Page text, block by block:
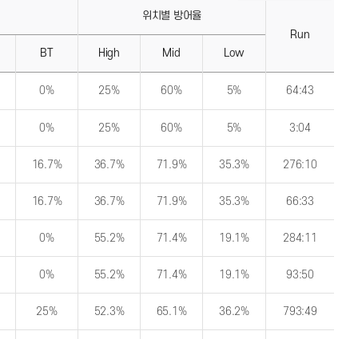
위치별 방어율
Run
BT
High Mid Low
0% 25% 60% 5% 64:43
0% 25% 60% 5% 3:04
16.7% 36.7% 71.9% 35.3% 276:10
16.7% 36.7% 71.9% 35.3% 66:33
0% 55.2% 71.4% 19.1% 284:11
0% 55.2% 71.4% 19.1% 93:50
25% 52.3% 65.1% 36.2% 793:49